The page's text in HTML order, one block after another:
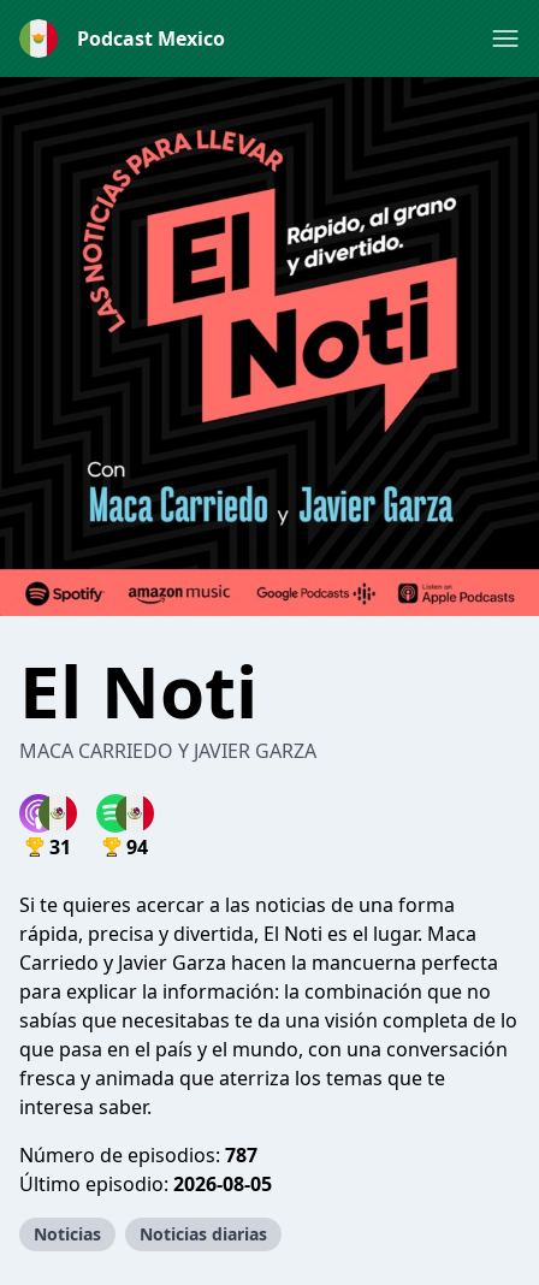
Podcast Mexico
El Noti
MACA CARRIEDO Y JAVIER GARZA
31 94
Si te quieres acercar a las noticias de una forma
rápida, precisa y divertida, El Noti es el lugar. Maca
Carriedo y Javier Garza hacen la mancuerna perfecta
para explicar la información: la combinación que no
sabías que necesitabas te da una visión completa de lo
que pasa en el país y el mundo, con una conversación
fresca y animada que aterriza los temas que te
interesa saber.
Número de episodios: 787
Último episodio: 2026-08-05
Noticias Noticias diarias